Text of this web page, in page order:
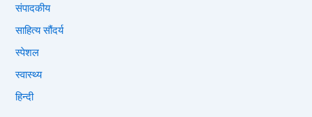
संपादकीय
साहित्य सौंदर्य
स्पेशल
स्वास्थ्य
हिन्दी